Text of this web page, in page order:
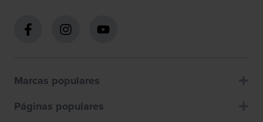
Marcas populares
Páginas populares